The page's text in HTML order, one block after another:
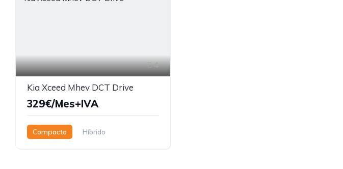
4
Kia Xceed Mhev DCT Drive
329€/Mes+IVA
Compacto
Híbrido